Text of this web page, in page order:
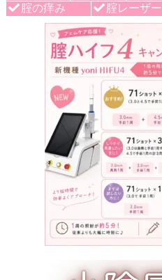
腟の痒み
腟レーザー